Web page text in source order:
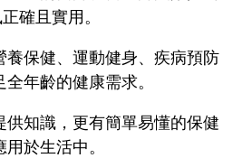
確且實用。
養保健、運動健身、疾病預防
年齡的健康需求。
供知識，更有簡單易懂的保健
於生活中。